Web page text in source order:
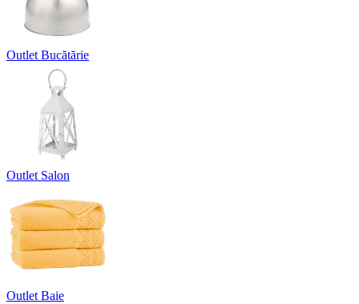
Outlet Bucătărie
Outlet Salon
Outlet Baie